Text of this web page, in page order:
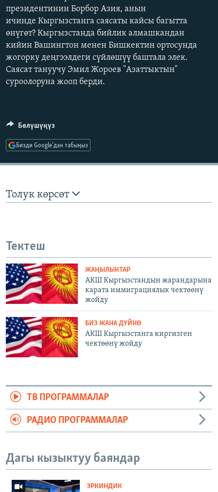
ЭЖЕ-СИҢДИЛЕР
АЗАТТЫК+
ЫҢГАЙСЫЗ СУРООЛОР
ОНЛАЙН ШЕРИНЕ
ЭЕ/АРнун бардык сайттары
президентинин Борбор Азия, анын
ичинде Кыргызстанга саясаты кайсы багытта
өнүгөт? Кыргызстанда бийлик алмашкандан
кийин Вашингтон менен Бишкектин ортосунда
жогорку деңгээлдеги сүйлөшүү баштала элек.
Саясат тануучу Эмил Жороев "Азаттыктын"
суроолоруна жооп берди.
Бөлүшүңүз
Бизди Google'дан табыңыз
Толук көрсөт
Тектеш
ЖАҢЫЛЫКТАР
АКШ Кыргызстандын жарандарына
карата иммиграциялык чектөөнү
жойду
БИЗ ЖАНА ДҮЙНӨ
АКШ Кыргызстанга киргизген
чектөөнү жойду
ТВ ПРОГРАММАЛАР
РАДИО ПРОГРАММАЛАР
Дагы кызыктуу баяндар
ЭРКИНДИК